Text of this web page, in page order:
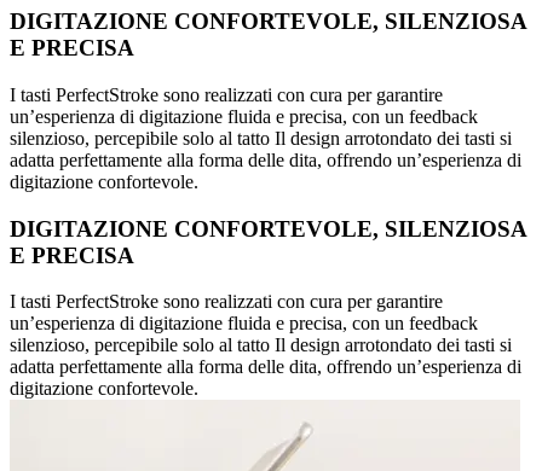
DIGITAZIONE CONFORTEVOLE, SILENZIOSA
E PRECISA
I tasti PerfectStroke sono realizzati con cura per garantire
un’esperienza di digitazione fluida e precisa, con un feedback
silenzioso, percepibile solo al tatto Il design arrotondato dei tasti si
adatta perfettamente alla forma delle dita, offrendo un’esperienza di
digitazione confortevole.
DIGITAZIONE CONFORTEVOLE, SILENZIOSA
E PRECISA
I tasti PerfectStroke sono realizzati con cura per garantire
un’esperienza di digitazione fluida e precisa, con un feedback
silenzioso, percepibile solo al tatto Il design arrotondato dei tasti si
adatta perfettamente alla forma delle dita, offrendo un’esperienza di
digitazione confortevole.